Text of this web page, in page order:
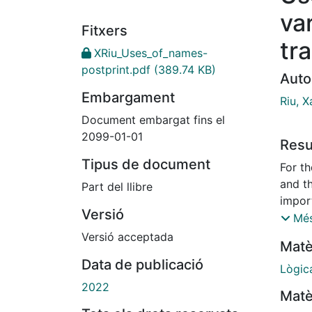
Fitxers
XRiu_Uses_of_names-
postprint.pdf (389.74 KB)
Embargament
Document embargat fins el
2099-01-01
Tipus de document
Part del llibre
Versió
Versió acceptada
Data de publicació
2022
Riu,
For
and
of